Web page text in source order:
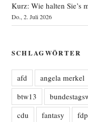
Kurz: Wie halten Sie’s
Do., 2. Juli 2026
SCHLAGWÖRTER
afd angela merkel
btw13
cdu
fantasy fdp